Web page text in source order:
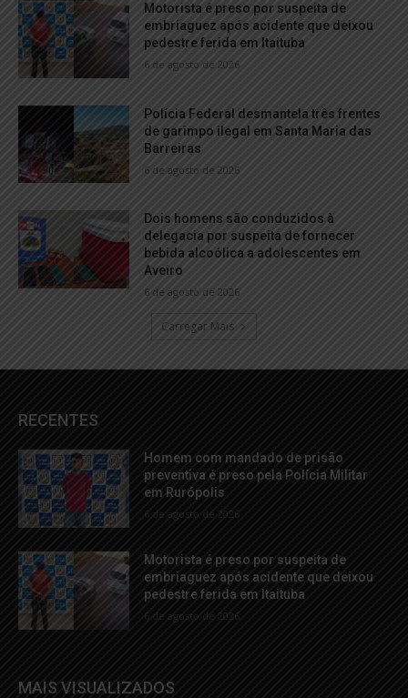
Motorista é preso por suspeita de
embriaguez após acidente que deixou
pedestre ferida em Itaituba
6 de agosto de 2026
Polícia Federal desmantela três frentes
de garimpo ilegal em Santa Maria das
Barreiras
6 de agosto de 2026
Dois homens são conduzidos à
delegacia por suspeita de fornecer
bebida alcoólica a adolescentes em
Aveiro
6 de agosto de 2026
Carregar Mais
RECENTES
Homem com mandado de prisão
preventiva é preso pela Polícia Militar
em Rurópolis
6 de agosto de 2026
Motorista é preso por suspeita de
embriaguez após acidente que deixou
pedestre ferida em Itaituba
6 de agosto de 2026
MAIS VISUALIZADOS